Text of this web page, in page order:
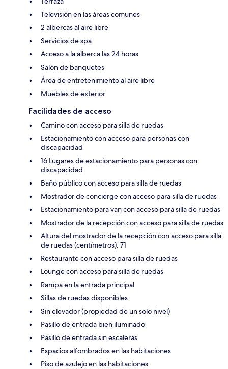
Televisión en las áreas comunes
2 albercas al aire libre
Servicios de spa
Acceso a la alberca las 24 horas
Salón de banquetes
Área de entretenimiento al aire libre
Muebles de exterior
Facilidades de acceso
Camino con acceso para silla de ruedas
Estacionamiento con acceso para personas con
discapacidad
16 Lugares de estacionamiento para personas con
discapacidad
Baño público con acceso para silla de ruedas
Mostrador de concierge con acceso para silla de ruedas
Estacionamiento para van con acceso para silla de ruedas
Mostrador de la recepción con acceso para silla de ruedas
Altura del mostrador de la recepción con acceso para silla
de ruedas (centímetros): 71
Restaurante con acceso para silla de ruedas
Lounge con acceso para silla de ruedas
Rampa en la entrada principal
Sillas de ruedas disponibles
Sin elevador (propiedad de un solo nivel)
Pasillo de entrada bien iluminado
Pasillo de entrada sin escaleras
Espacios alfombrados en las habitaciones
Piso de azulejo en las habitaciones